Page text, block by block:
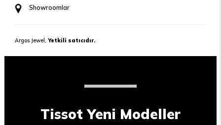
Showroomlar
Argos Jewel, Yetkili satıcıdır.
Tissot Yeni Modeller